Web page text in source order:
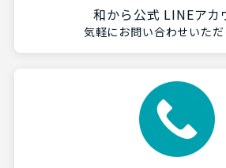
和から公式 LINEアカ
気軽にお問い合わせいただ